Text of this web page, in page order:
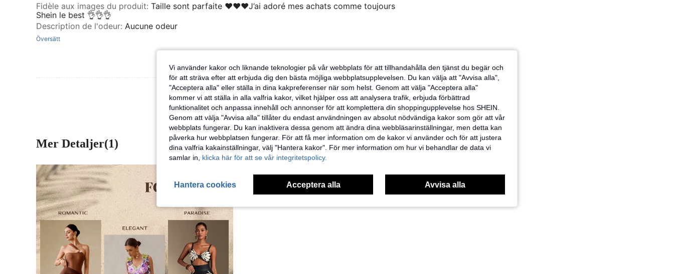
Fidèle aux images du produit: Taille sont parfaite ♥️♥️♥️J’ai adoré mes achats comme toujours
Shein le best 👌👌👌
Description de l'odeur: Aucune odeur
Översätt
Nyttig (0)
Mer Detaljer(1)
Vi använder kakor och liknande teknologier på vår webbplats för att tillhandahålla den tjänst du begär och
för att sträva efter att erbjuda dig den bästa möjliga webbplatsupplevelsen. Du kan välja att "Avvisa alla",
"Acceptera alla" eller ställa in dina kakpreferenser när som helst. Genom att välja "Acceptera alla"
kommer vi att ställa in alla valfria kakor, vilket hjälper oss att analysera trafik, erbjuda förbättrad
funktionalitet och anpassa innehåll och annonser för att komplettera din shoppingupplevelse hos SHEIN.
Genom att välja "Avvisa alla" tillåter du endast användningen av absolut nödvändiga kakor som gör att vår
webbplats fungerar. Du kan inaktivera dessa genom att ändra dina webbläsarinställningar, men detta kan
påverka hur webbplatsen fungerar. För att få mer information om de kakor vi använder och för att justera
dina valfria kakainställningar, välj "Hantera kakor". För mer information om hur vi behandlar de data vi
samlar in, klicka här för att se vår integritetspolicy.
Hantera cookies Acceptera alla Avvisa alla